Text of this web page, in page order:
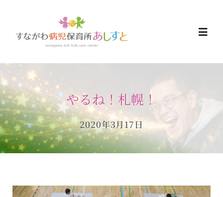
content
HOME
お知らせ
ご予約について
やるね！札幌！
2020年3月17日